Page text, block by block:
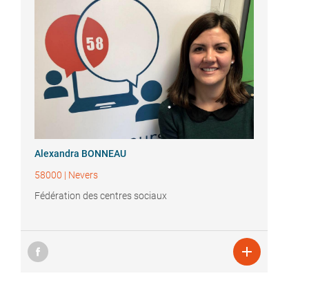
Alexandra BONNEAU
58000 | Nevers
Fédération des centres sociaux
